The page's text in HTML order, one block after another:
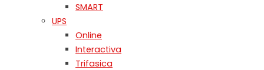
SMART
UPS
Online
Interactiva
Trifasica